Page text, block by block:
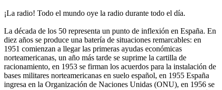
¡La radio! Todo el mundo oye la radio durante todo el día.
La década de los 50 representa un punto de inflexión en España. En
diez años se produce una batería de situaciones remarcables: en
1951 comienzan a llegar las primeras ayudas económicas
norteamericanas, un año más tarde se suprime la cartilla de
racionamiento, en 1953 se firman los acuerdos para la instalación de
bases militares norteamericanas en suelo español, en 1955 España
ingresa en la Organización de Naciones Unidas (ONU), en 1956 se